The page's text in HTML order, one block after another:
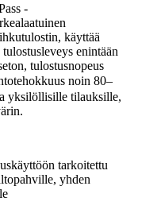
-
käyttää
enintään
tulostusnopeus
noin 80–
yksilöllisille tilauksille,